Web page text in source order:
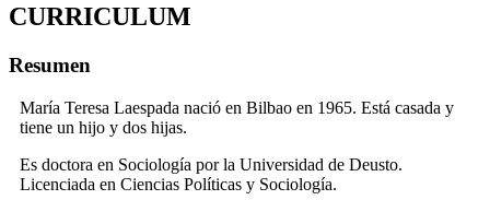
CURRICULUM
Resumen
María Teresa Laespada nació en Bilbao en 1965. Está casada y
tiene un hijo y dos hijas.
Es doctora en Sociología por la Universidad de Deusto.
Licenciada en Ciencias Políticas y Sociología.